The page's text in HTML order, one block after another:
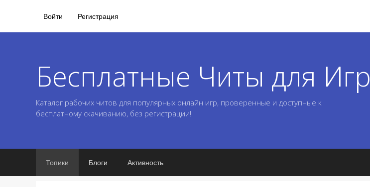
Войти Регистрация
Бесплатные Читы для Игр
Каталог рабочих читов для популярных онлайн игр, проверенные и доступные к
бесплатному скачиванию, без регистрации!
Топики Блоги Активность